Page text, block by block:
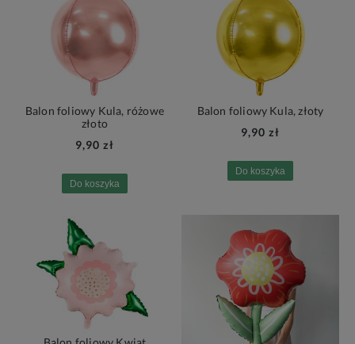
Balon foliowy Kula, różowe
złoto
9,90 zł
Do koszyka
Balon foliowy Kula, złoty
9,90 zł
Do koszyka